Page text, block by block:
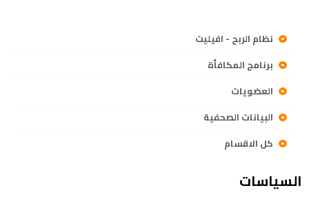
نظام الربح - افيليت
برنامج المكافأة
العضويات
البيانات الصحفية
كل الاقسام
السياسات